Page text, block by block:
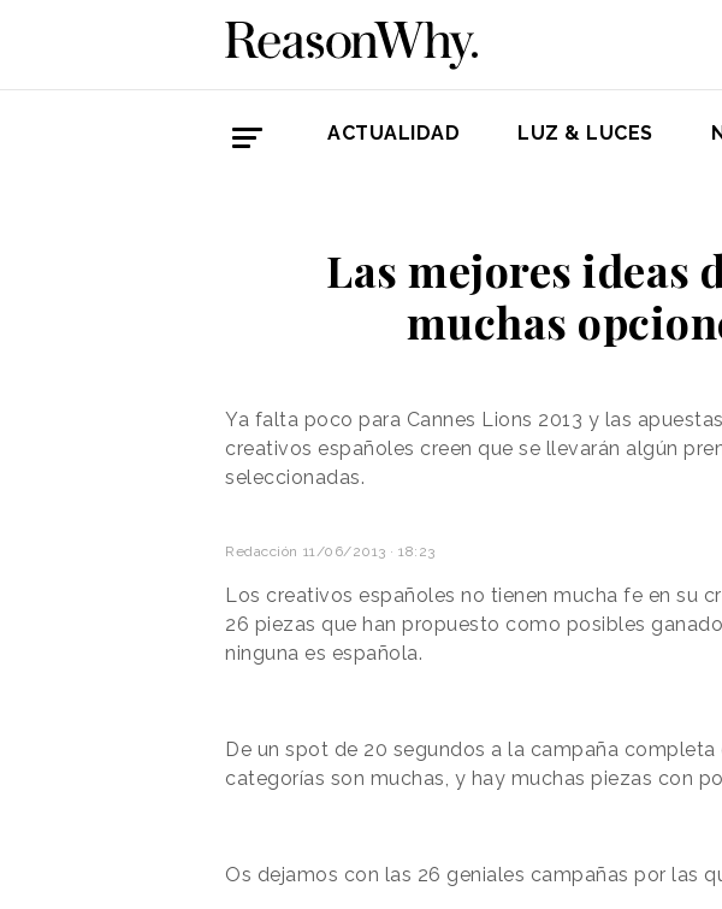
ACTUALIDAD LUZ & LUCES
Las mejores ideas
muchas
Ya falta poco para Cannes Lions 2013 y las
creativos españoles creen que se llevarán algún
seleccionadas.
Redacción 11/06/2013 · 18:23
Los creativos españoles no tienen mucha fe en su
26 piezas que han propuesto como posibles
ninguna es española.
De un spot de 20 segundos a la campaña completa
categorías son muchas, y hay muchas piezas con
Os dejamos con las 26 geniales campañas por las